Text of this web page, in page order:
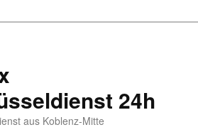
24h
aus Koblenz-Mitte